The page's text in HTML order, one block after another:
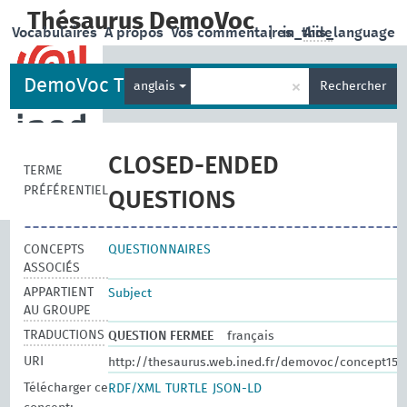
Thésaurus DemoVoc | in_this_language
Vocabulaires A propos Vos commentaires Aide
DemoVoc Thesaurus
anglais × Rechercher
TERME
PRÉFÉRENTIEL
CLOSED-ENDED
QUESTIONS
CONCEPTS
ASSOCIÉS
QUESTIONNAIRES
APPARTIENT
AU GROUPE
Subject
TRADUCTIONS QUESTION FERMEE
français
URI
http://thesaurus.web.ined.fr/demovoc/
Télécharger ce RDF/XML TURTLE JSON-LD